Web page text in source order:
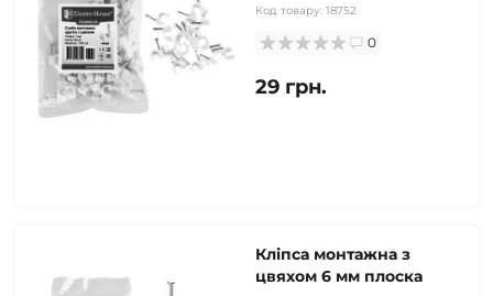
Код товару: 18752
0
29 грн.
Кліпса монтажна з
цвяхом 6 мм плоска